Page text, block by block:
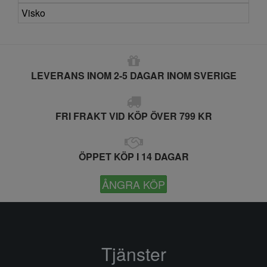
Visko
LEVERANS INOM 2-5 DAGAR INOM SVERIGE
FRI FRAKT VID KÖP ÖVER 799 KR
ÖPPET KÖP I 14 DAGAR
ÅNGRA KÖP
Tjänster